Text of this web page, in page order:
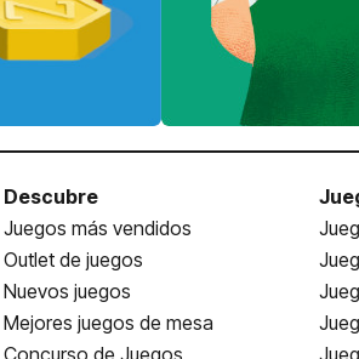
Descubre
Juegos más vendidos
Outlet de juegos
Nuevos juegos
Mejores juegos de mesa
Concurso de Juegos